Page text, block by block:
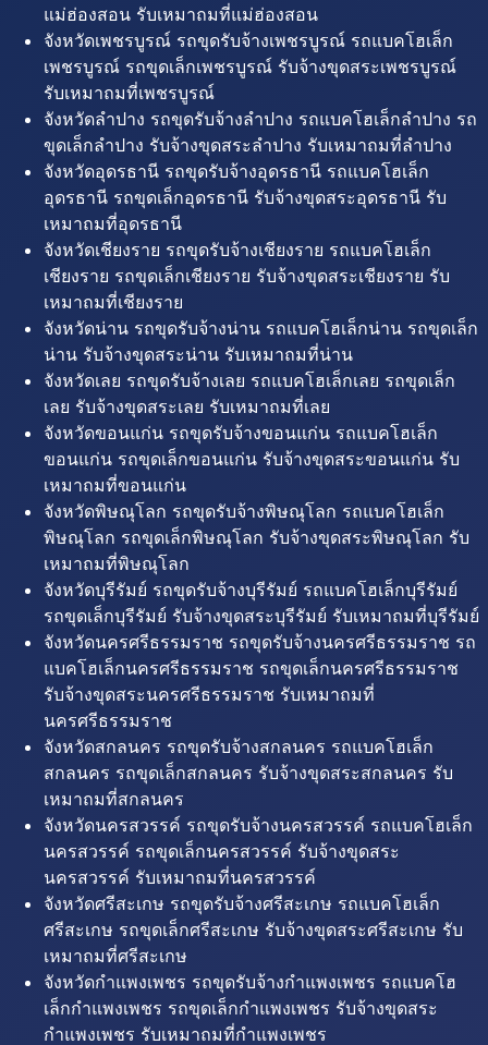
แม่ฮ่องสอน รับเหมาถมที่แม่ฮ่องสอน
จังหวัดเพชรบูรณ์ รถขุดรับจ้างเพชรบูรณ์ รถแบคโฮเล็ก
เพชรบูรณ์ รถขุดเล็กเพชรบูรณ์ รับจ้างขุดสระเพชรบูรณ์
รับเหมาถมที่เพชรบูรณ์
จังหวัดลำปาง รถขุดรับจ้างลำปาง รถแบคโฮเล็กลำปาง รถ
ขุดเล็กลำปาง รับจ้างขุดสระลำปาง รับเหมาถมที่ลำปาง
จังหวัดอุดรธานี รถขุดรับจ้างอุดรธานี รถแบคโฮเล็ก
อุดรธานี รถขุดเล็กอุดรธานี รับจ้างขุดสระอุดรธานี รับ
เหมาถมที่อุดรธานี
จังหวัดเชียงราย รถขุดรับจ้างเชียงราย รถแบคโฮเล็ก
เชียงราย รถขุดเล็กเชียงราย รับจ้างขุดสระเชียงราย รับ
เหมาถมที่เชียงราย
จังหวัดน่าน รถขุดรับจ้างน่าน รถแบคโฮเล็กน่าน รถขุดเล็ก
น่าน รับจ้างขุดสระน่าน รับเหมาถมที่น่าน
จังหวัดเลย รถขุดรับจ้างเลย รถแบคโฮเล็กเลย รถขุดเล็ก
เลย รับจ้างขุดสระเลย รับเหมาถมที่เลย
จังหวัดขอนแก่น รถขุดรับจ้างขอนแก่น รถแบคโฮเล็ก
ขอนแก่น รถขุดเล็กขอนแก่น รับจ้างขุดสระขอนแก่น รับ
เหมาถมที่ขอนแก่น
จังหวัดพิษณุโลก รถขุดรับจ้างพิษณุโลก รถแบคโฮเล็ก
พิษณุโลก รถขุดเล็กพิษณุโลก รับจ้างขุดสระพิษณุโลก รับ
เหมาถมที่พิษณุโลก
จังหวัดบุรีรัมย์ รถขุดรับจ้างบุรีรัมย์ รถแบคโฮเล็กบุรีรัมย์
รถขุดเล็กบุรีรัมย์ รับจ้างขุดสระบุรีรัมย์ รับเหมาถมที่บุรีรัมย์
จังหวัดนครศรีธรรมราช รถขุดรับจ้างนครศรีธรรมราช รถ
แบคโฮเล็กนครศรีธรรมราช รถขุดเล็กนครศรีธรรมราช
รับจ้างขุดสระนครศรีธรรมราช รับเหมาถมที่
นครศรีธรรมราช
จังหวัดสกลนคร รถขุดรับจ้างสกลนคร รถแบคโฮเล็ก
สกลนคร รถขุดเล็กสกลนคร รับจ้างขุดสระสกลนคร รับ
เหมาถมที่สกลนคร
จังหวัดนครสวรรค์ รถขุดรับจ้างนครสวรรค์ รถแบคโฮเล็ก
นครสวรรค์ รถขุดเล็กนครสวรรค์ รับจ้างขุดสระ
นครสวรรค์ รับเหมาถมที่นครสวรรค์
จังหวัดศรีสะเกษ รถขุดรับจ้างศรีสะเกษ รถแบคโฮเล็ก
ศรีสะเกษ รถขุดเล็กศรีสะเกษ รับจ้างขุดสระศรีสะเกษ รับ
เหมาถมที่ศรีสะเกษ
จังหวัดกำแพงเพชร รถขุดรับจ้างกำแพงเพชร รถแบคโฮ
เล็กกำแพงเพชร รถขุดเล็กกำแพงเพชร รับจ้างขุดสระ
กำแพงเพชร รับเหมาถมที่กำแพงเพชร